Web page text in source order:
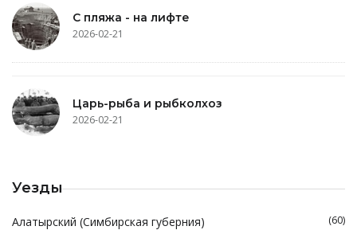
С пляжа - на лифте
2026-02-21
Царь-рыба и рыбколхоз
2026-02-21
Уезды
Алатырский (Симбирская губерния) (60)